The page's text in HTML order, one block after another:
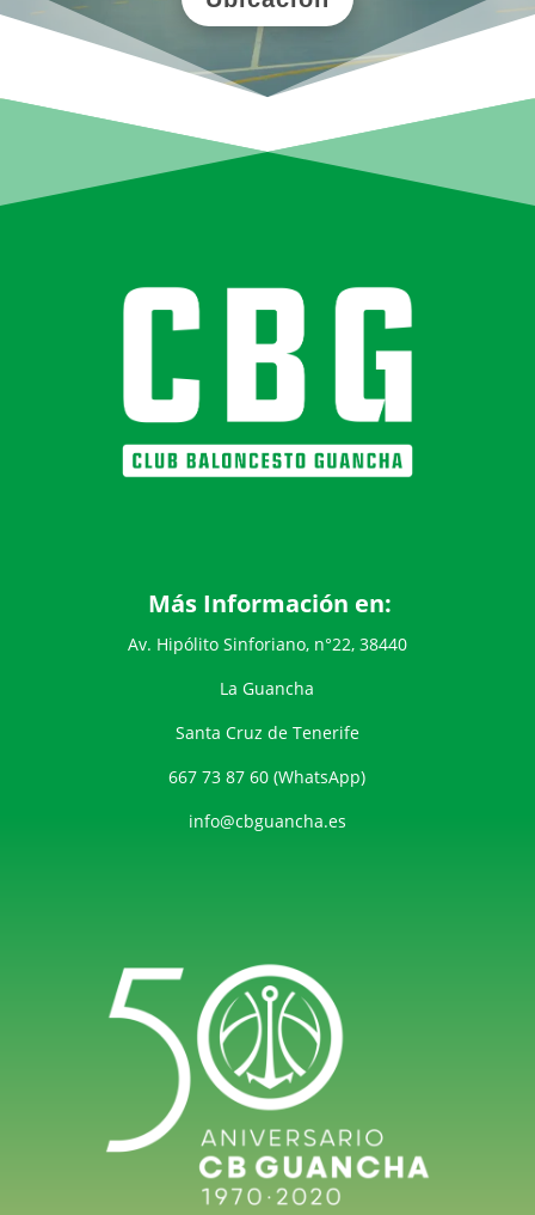
Más Información en:
Av. Hipólito Sinforiano, n°22, 38440
La Guancha
Santa Cruz de Tenerife
667 73 87 60 (WhatsApp)
info@cbguancha.es